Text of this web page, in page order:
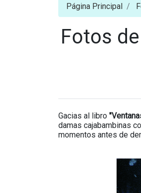
Página Principal
Fotos
Gacias al libro
damas cajabambinas
momentos antes de